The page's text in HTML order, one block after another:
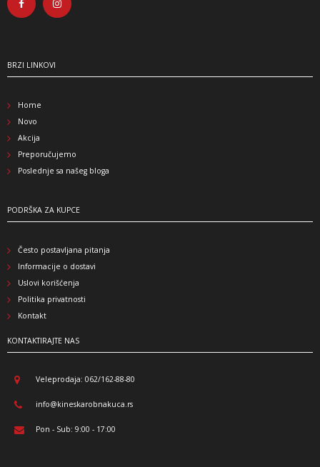
BRZI LINKOVI
Home
Novo
Akcija
Preporučujemo
Poslednje sa našeg bloga
PODRŠKA ZA KUPCE
Često postavljana pitanja
Informacije o dostavi
Uslovi korišćenja
Politika privatnosti
Kontakt
KONTAKTIRAJTE NAS
Veleprodaja: 062/162-88-80
info@kineskarobnakuca.rs
Pon - Sub: 9:00 - 17:00